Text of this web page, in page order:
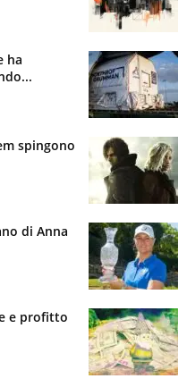
ha
spingono
di Anna
e profitto